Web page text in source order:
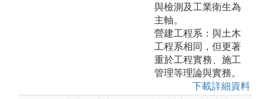
與檢測及工業衛生為
主軸。
營建工程系：與土木
工程系相同，但更著
重於工程實務、施工
管理等理論與實務。
下載詳細資料